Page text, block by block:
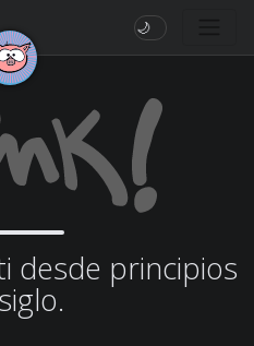
🌙
desde principios